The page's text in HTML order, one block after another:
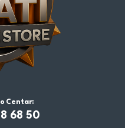
Centar:
68 50